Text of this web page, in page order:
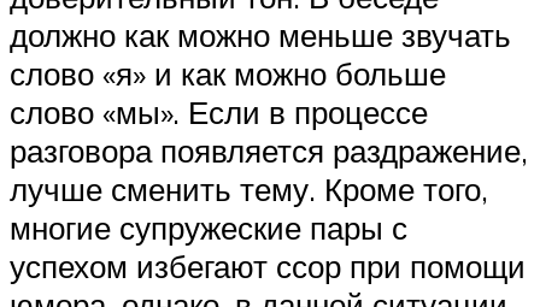
должно как можно меньше звучать
слово «я» и как можно больше
слово «мы». Если в процессе
разговора появляется раздражение,
лучше сменить тему. Кроме того,
многие супружеские пары с
успехом избегают ссор при помощи